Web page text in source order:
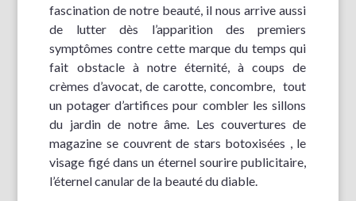
fascination de notre beauté, il nous arrive aussi
de lutter dès l’apparition des premiers
symptômes contre cette marque du temps qui
fait obstacle à notre éternité, à coups de
crèmes d’avocat, de carotte, concombre, tout
un potager d’artifices pour combler les sillons
du jardin de notre âme. Les couvertures de
magazine se couvrent de stars botoxisées , le
visage figé dans un éternel sourire publicitaire,
l’éternel canular de la beauté du diable.